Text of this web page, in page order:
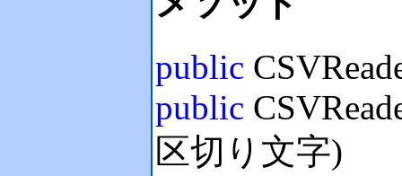
public
public
区切り文字)